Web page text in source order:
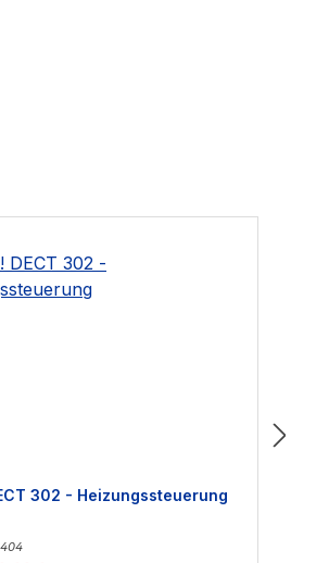
überspringen
302 - Heizungssteuerung